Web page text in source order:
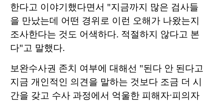
한다고 이야기했다면서 "지금까지 많은 검사들
을 만났는데 어떤 경위로 이런 오해가 나왔는지
조사한다는 것도 어색하다. 적절하지 않다고 본
다"고 말했다.
보완수사권 존치 여부에 대해선 "된다 안 된다고
지금 개인적인 의견을 말하는 것보다 조금 더 시
간을 갖고 수사 과정에서 억울한 피해자·피의자